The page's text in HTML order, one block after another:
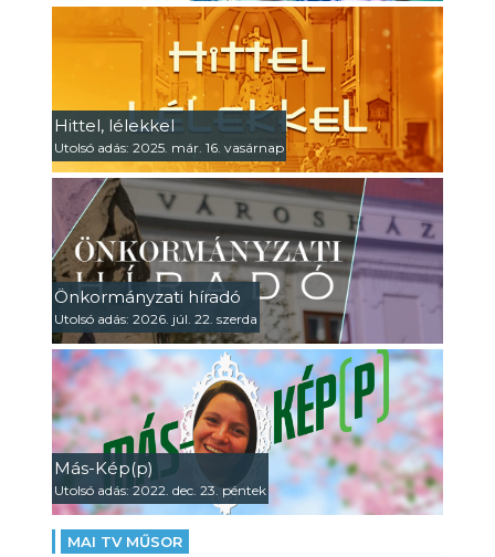
Hittel, lélekkel
Utolsó adás: 2025. már. 16. vasárnap
Önkormányzati híradó
Utolsó adás: 2026. júl. 22. szerda
Más-Kép(p)
Utolsó adás: 2022. dec. 23. péntek
MAI TV MŰSOR